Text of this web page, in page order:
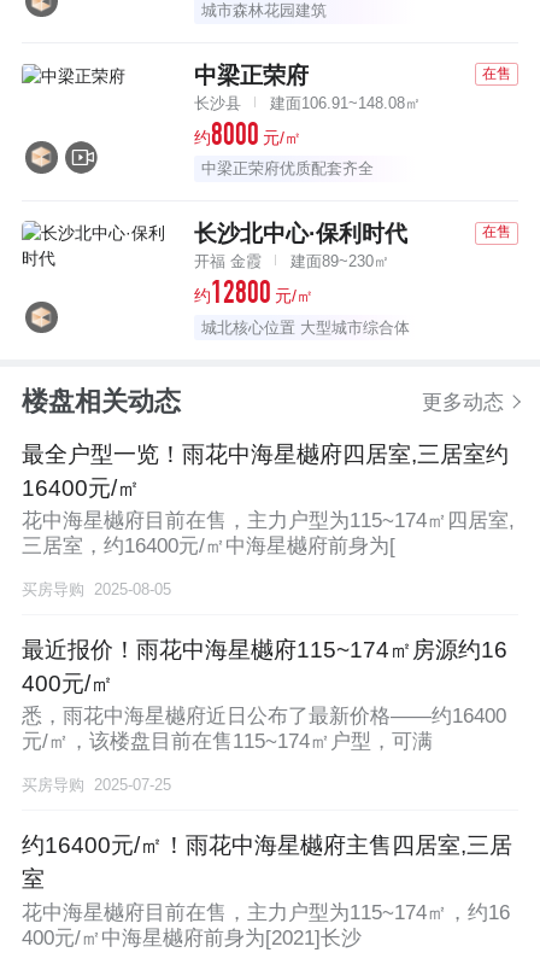
城市森林花园建筑
中梁正荣府 在售
长沙县 建面106.91~148.08㎡
约8000 元/㎡
中梁正荣府优质配套齐全
长沙北中心·保利时代 在售
开福 金霞 建面89~230㎡
约12800 元/㎡
城北核心位置 大型城市综合体
楼盘相关动态 更多动态
最全户型一览！雨花中海星樾府四居室,三居室约
16400元/㎡
花中海星樾府目前在售，主力户型为115~174㎡四居室,
三居室，约16400元/㎡中海星樾府前身为[
买房导购 2025-08-05
最近报价！雨花中海星樾府115~174㎡房源约16
400元/㎡
悉，雨花中海星樾府近日公布了最新价格——约16400
元/㎡，该楼盘目前在售115~174㎡户型，可满
买房导购 2025-07-25
约16400元/㎡！雨花中海星樾府主售四居室,三居
室
花中海星樾府目前在售，主力户型为115~174㎡，约16
400元/㎡中海星樾府前身为[2021]长沙